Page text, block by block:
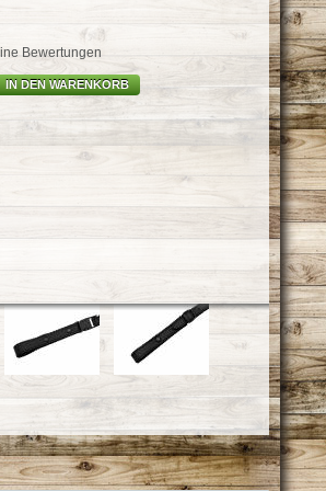
Bewertungen
IN DEN WARENKORB